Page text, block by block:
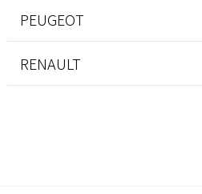
エンジン/駆動系
その他
インテリア
エクステリア
インテリア
エクステリア
PEUGEOT
インテリア
RENAULT